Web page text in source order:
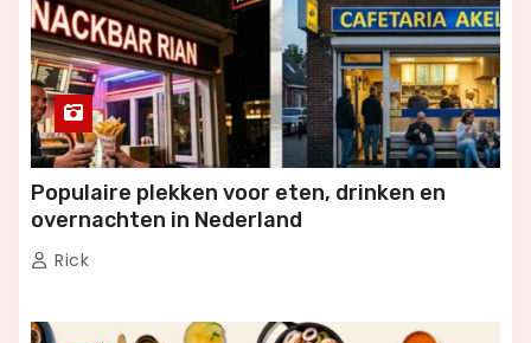
Populaire plekken voor eten, drinken en
overnachten in Nederland
Rick